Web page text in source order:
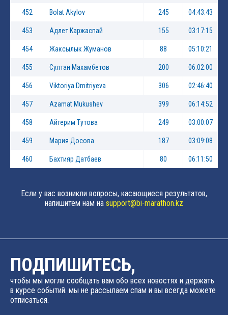
452 Bolat Akylov 245 04:43:43
453 Адлет Каржаспай 155 03:17:15
454 Жаксылык Жуманов 88 05:10:21
455 Султан Махамбетов 200 06:02:00
456 Viktoriya Dmitriyeva 306 02:46:40
457 Azamat Mukushev 399 06:14:52
458 Айгерим Тутова 249 03:00:07
459 Мария Досова 187 03:09:08
460 Бахтияр Датбаев 80 06:11:50
Если у вас возникли вопросы, касающиеся результатов,
напишитем нам на support@bi-marathon.kz
ПОДПИШИТЕСЬ,
чтобы мы могли сообщать вам обо всех новостях и держать
в курсе событий. мы не рассылаем спам и вы всегда можете
отписаться.